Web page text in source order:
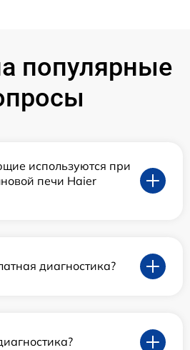
популярные
используются при
печи Haier
диагностика?